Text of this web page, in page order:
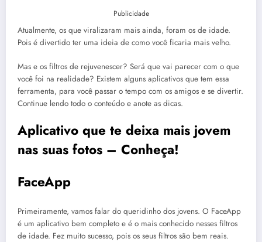
Publicidade
Atualmente, os que viralizaram mais ainda, foram os de idade.
Pois é divertido ter uma ideia de como você ficaria mais velho.
Mas e os filtros de rejuvenescer? Será que vai parecer com o que
você foi na realidade? Existem alguns aplicativos que tem essa
ferramenta, para você passar o tempo com os amigos e se divertir.
Continue lendo todo o conteúdo e anote as dicas.
Aplicativo que te deixa mais jovem
nas suas fotos – Conheça!
FaceApp
Primeiramente, vamos falar do queridinho dos jovens. O FaceApp
é um aplicativo bem completo e é o mais conhecido nesses filtros
de idade. Fez muito sucesso, pois os seus filtros são bem reais.